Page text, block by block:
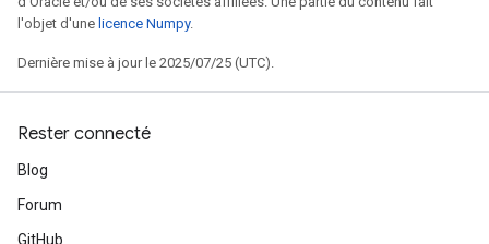
l'objet d'une licence Numpy.
Dernière mise à jour le 2025/07/25 (UTC).
Rester connecté
Blog
Forum
GitHub